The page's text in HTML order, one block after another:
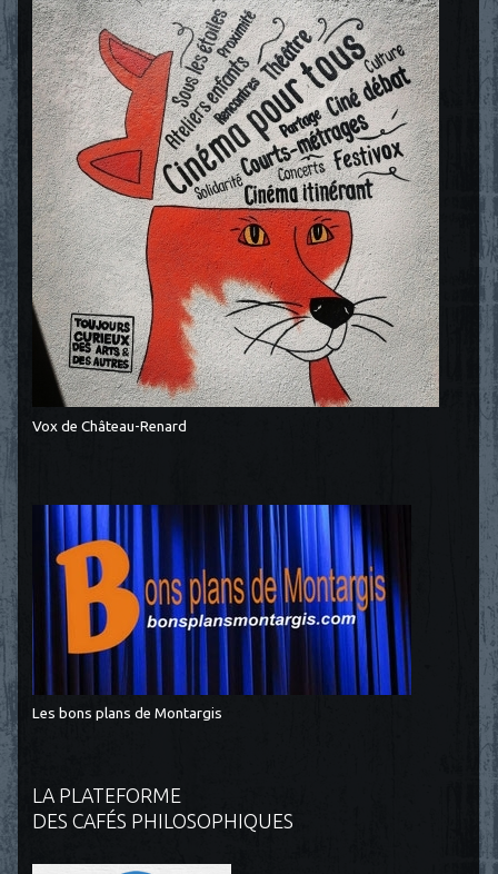
Vox de Château-Renard
Les bons plans de Montargis
LA PLATEFORME
DES CAFÉS PHILOSOPHIQUES